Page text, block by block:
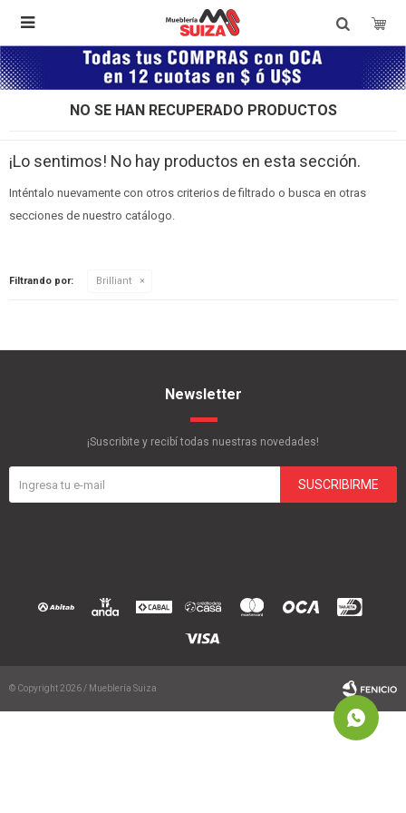

NO SE HAN RECUPERADO PRODUCTOS
¡Lo sentimos! No hay productos en esta sección.
Inténtalo nuevamente con otros criterios de filtrado o busca en otras
secciones de nuestro catálogo.
Filtrando por: Brilliant
Newsletter
¡Suscribite y recibí todas nuestras novedades!
SUSCRIBIRME
© Copyright 2026 / Mueblería Suiza